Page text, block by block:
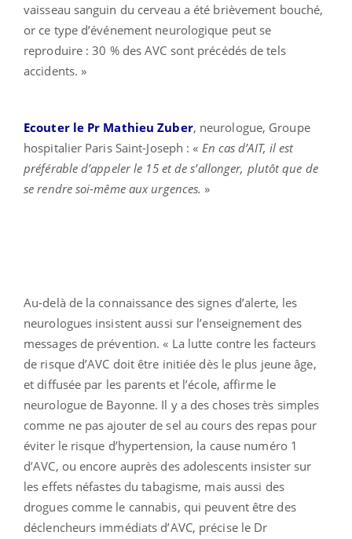
vaisseau sanguin du cerveau a été brièvement bouché,
or ce type d’événement neurologique peut se
reproduire : 30 % des AVC sont précédés de tels
accidents. »
Ecouter le Pr Mathieu Zuber, neurologue, Groupe
hospitalier Paris Saint-Joseph : « En cas d’AIT, il est
préférable d’appeler le 15 et de s’allonger, plutôt que de
se rendre soi-même aux urgences. »
Au-delà de la connaissance des signes d’alerte, les
neurologues insistent aussi sur l’enseignement des
messages de prévention. « La lutte contre les facteurs
de risque d’AVC doit être initiée dès le plus jeune âge,
et diffusée par les parents et l’école, affirme le
neurologue de Bayonne. Il y a des choses très simples
comme ne pas ajouter de sel au cours des repas pour
éviter le risque d’hypertension, la cause numéro 1
d’AVC, ou encore auprès des adolescents insister sur
les effets néfastes du tabagisme, mais aussi des
drogues comme le cannabis, qui peuvent être des
déclencheurs immédiats d’AVC, précise le Dr